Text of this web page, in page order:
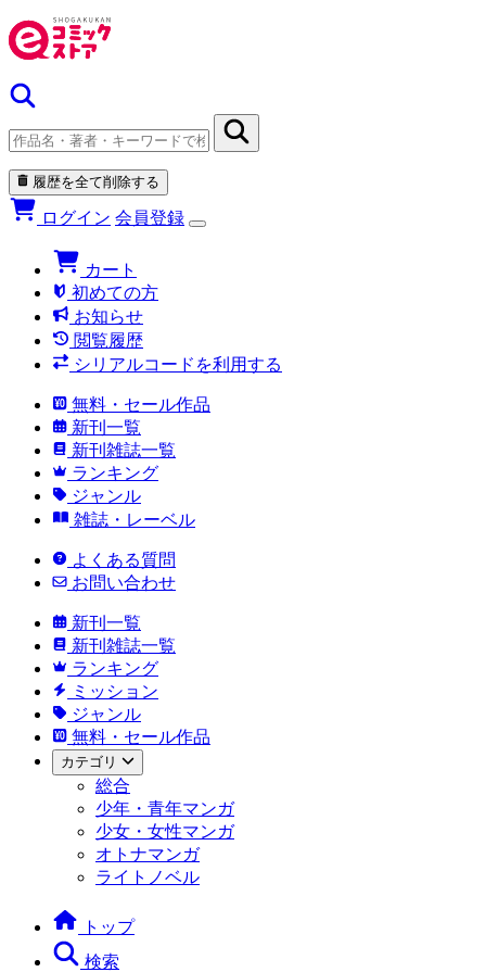
履歴を全て削除する
ログイン 会員登録
カート
初めての方
お知らせ
閲覧履歴
シリアルコードを利用する
無料・セール作品
新刊一覧
新刊雑誌一覧
ランキング
ジャンル
雑誌・レーベル
よくある質問
お問い合わせ
新刊一覧
新刊雑誌一覧
ランキング
ミッション
ジャンル
無料・セール作品
カテゴリ
総合
少年・青年マンガ
少女・女性マンガ
オトナマンガ
ライトノベル
トップ
検索